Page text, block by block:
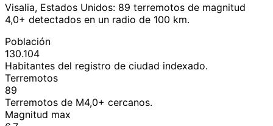
Visalia, Estados Unidos: 89 terremotos de magnitud
4,0+ detectados en un radio de 100 km.
Población
130.104
Habitantes del registro de ciudad indexado.
Terremotos
89
Terremotos de M4,0+ cercanos.
Magnitud max